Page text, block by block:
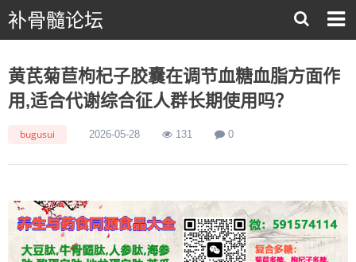
补骨髓论坛
黄芪菊苣枸杞子胶囊在调节血糖血脂方面作
用,适合代谢综合征人群长期使用吗？
bugusui 2026-05-28 131 0